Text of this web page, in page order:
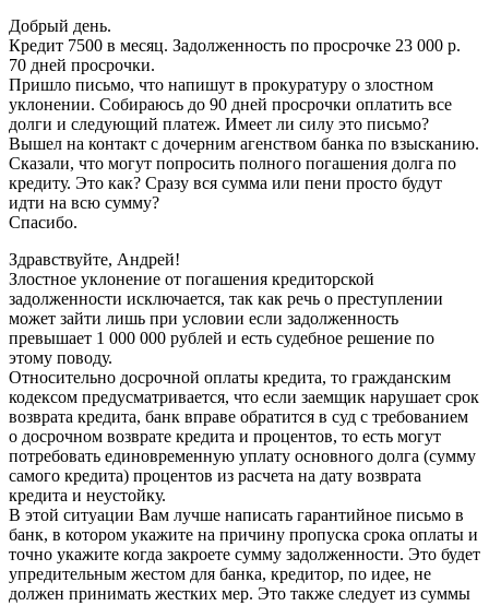
Добрый день.
Кредит 7500 в месяц. Задолженность по просрочке 23 000 р.
70 дней просрочки.
Пришло письмо, что напишут в прокуратуру о злостном
уклонении. Собираюсь до 90 дней просрочки оплатить все
долги и следующий платеж. Имеет ли силу это письмо?
Вышел на контакт с дочерним агенством банка по взысканию.
Сказали, что могут попросить полного погашения долга по
кредиту. Это как? Сразу вся сумма или пени просто будут
идти на всю сумму?
Спасибо.
Здравствуйте, Андрей!
Злостное уклонение от погашения кредиторской
задолженности исключается, так как речь о преступлении
может зайти лишь при условии если задолженность
превышает 1 000 000 рублей и есть судебное решение по
этому поводу.
Относительно досрочной оплаты кредита, то гражданским
кодексом предусматривается, что если заемщик нарушает срок
возврата кредита, банк вправе обратится в суд с требованием
о досрочном возврате кредита и процентов, то есть могут
потребовать единовременную уплату основного долга (сумму
самого кредита) процентов из расчета на дату возврата
кредита и неустойку.
В этой ситуации Вам лучше написать гарантийное письмо в
банк, в котором укажите на причину пропуска срока оплаты и
точно укажите когда закроете сумму задолженности. Это будет
упредительным жестом для банка, кредитор, по идее, не
должен принимать жестких мер. Это также следует из суммы